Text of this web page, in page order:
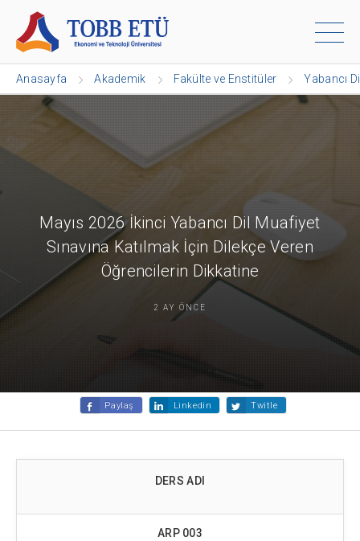
Anasayfa Akademik Fakülte ve Enstitüler Yabancı
Mayıs 2026 İkinci Yabancı Dil Muafiyet
Sınavına Katılmak İçin Dilekçe Veren
Öğrencilerin Dikkatine
2 AY ÖNCE
Paylaş Linkedin Twitle
DERS ADI
ARP 003